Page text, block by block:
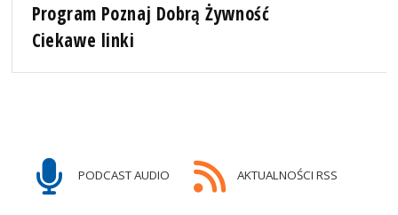
Program Poznaj Dobrą Żywność
Ciekawe linki
PODCAST AUDIO AKTUALNOŚCI RSS